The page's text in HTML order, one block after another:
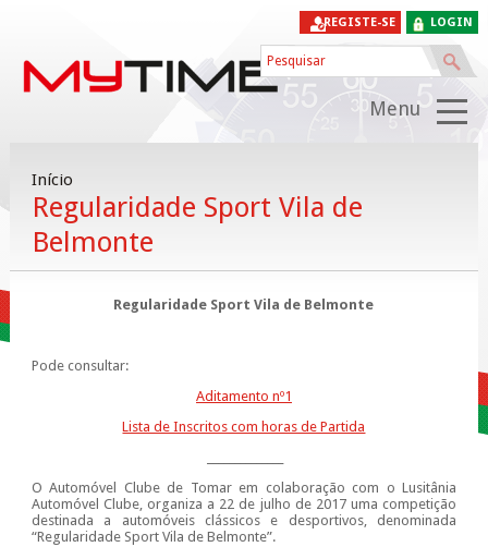
LOGIN
REGISTE-SE
Menu
Início
Regularidade Sport Vila de
Belmonte
Regularidade Sport Vila de Belmonte
Pode consultar:
Aditamento nº1
Lista de Inscritos com horas de Partida
O Automóvel Clube de Tomar em colaboração com o Lusitânia
Automóvel Clube, organiza a 22 de julho de 2017 uma competição
destinada a automóveis clássicos e desportivos, denominada
“Regularidade Sport Vila de Belmonte”.